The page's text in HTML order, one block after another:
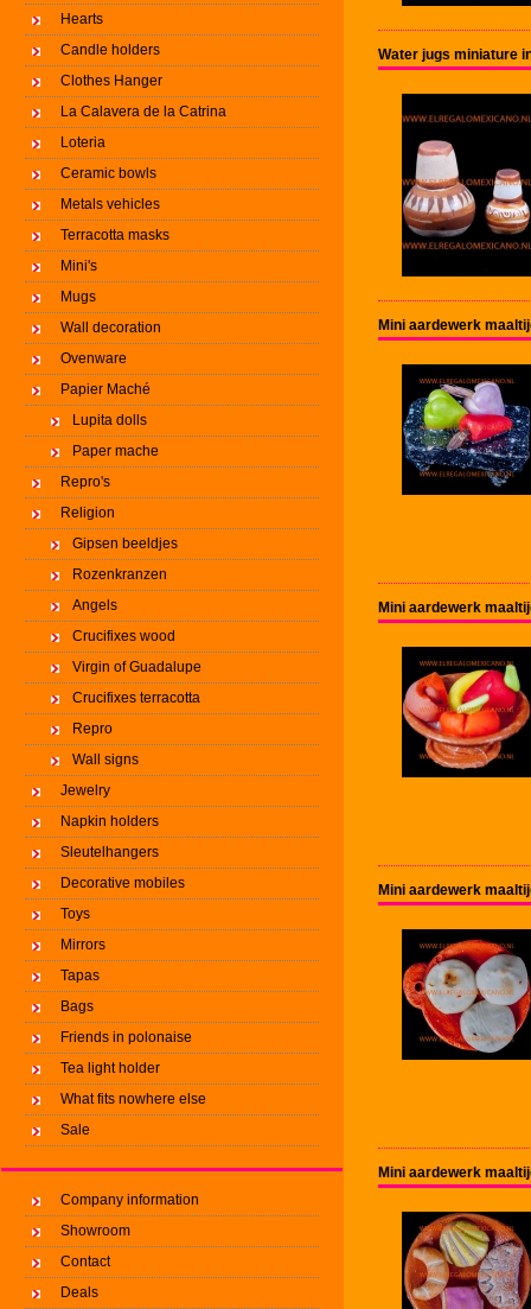
Hearts
Candle holders
Clothes Hanger
La Calavera de la Catrina
Loteria
Ceramic bowls
Metals vehicles
Terracotta masks
Mini's
Mugs
Wall decoration
Ovenware
Papier Maché
Lupita dolls
Paper mache
Repro's
Religion
Gipsen beeldjes
Rozenkranzen
Angels
Crucifixes wood
Virgin of Guadalupe
Crucifixes terracotta
Repro
Wall signs
Jewelry
Napkin holders
Sleutelhangers
Decorative mobiles
Toys
Mirrors
Tapas
Bags
Friends in polonaise
Tea light holder
What fits nowhere else
Sale
Company information
Showroom
Contact
Deals
Water jugs miniature
Mini aardewerk
Mini aardewerk
Mini aardewerk
Mini aardewerk